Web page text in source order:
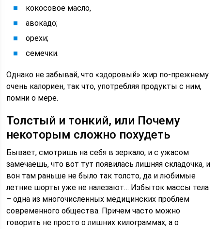
кокосовое масло,
авокадо;
орехи;
семечки.
Однако не забывай, что «здоровый» жир по-прежнему
очень калориен, так что, употребляя продукты с ним,
помни о мере.
Толстый и тонкий, или Почему
некоторым сложно похудеть
Бывает, смотришь на себя в зеркало, и с ужасом
замечаешь, что вот тут появилась лишняя складочка, и
вон там раньше не было так толсто, да и любимые
летние шорты уже не налезают… Избыток массы тела
– одна из многочисленных медицинских проблем
современного общества. Причем часто можно
говорить не просто о лишних килограммах, а о